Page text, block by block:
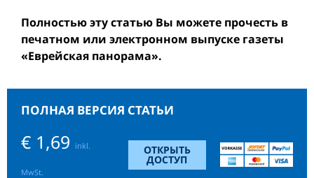
Полностью эту статью Вы можете прочесть в
печатном или электронном выпуске газеты
«Еврейская панорама».
ПОЛНАЯ ВЕРСИЯ СТАТЬИ
€ 1,69 inkl.
MwSt.
ОТКРЫТЬ
ДОСТУП